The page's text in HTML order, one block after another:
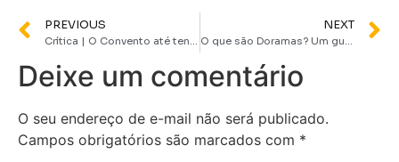
PREVIOUS
Crítica | O Convento até tenta ser diferente mas erra na execução
NEXT
O que são Doramas? Um guia completo para você entender melhor o que é esse fenômeno
Deixe um comentário
O seu endereço de e-mail não será publicado.
Campos obrigatórios são marcados com *